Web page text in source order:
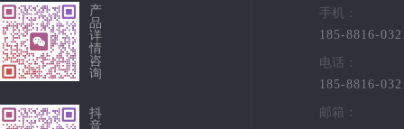
产
品
详
情
咨
询
抖
音
手机：
185-8816-
电话：
185-8816-
邮箱：